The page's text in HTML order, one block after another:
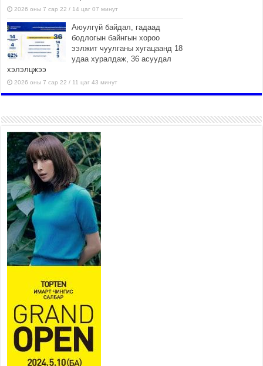
2026 оны 7 сар 22 / 14 цаг 07 минут
Аюулгүй байдал, гадаад
бодлогын байнгын хороо
ээлжит чуулганы хугацаанд 18
удаа хуралдаж, 36 асуудал
хэлэлцжээ
2026 оны 7 сар 22 / 11 цаг 43 минут
боломжтой-Хүүхэд хөгжүүлэх
төв” байгуулах төсөлд төр,
хувийн хэвшлийн түншлэлийн хүрээнд хамтран
ажиллахыг урьж байна
2026 оны 7 сар 22 / 9 цаг 28 минут
Б.Пүрэвдагва: “Урт цагаан”-ыг
залуучууд чөлөөт цагаа
өнгөрүүлдэг, жуулчид зорьж
ирдэг цэг болгоно
2026 оны 7 сар 21 / 16 цаг 47 минут
Тусгай замын автобус /BRT/ төслийн удирдах
хорооны ээлжит хуралдаан боллоо
Ерөнхий сайд Н.Учрал БНХАУ-аас Монгол Улсад
суугаа Элчин сайд Шэнь Миньжюанийг хүлээн
авч уулзав
2026 оны 7 сар 21 / 16 цаг 39 минут
БҮГД НАЙРАМДАХ ТАЖИКИСТАН УЛСТАЙ
ЭДИЙН ЗАСГИЙН ХАМТЫН АЖИЛЛАГААГ
ӨРГӨЖҮҮЛНЭ